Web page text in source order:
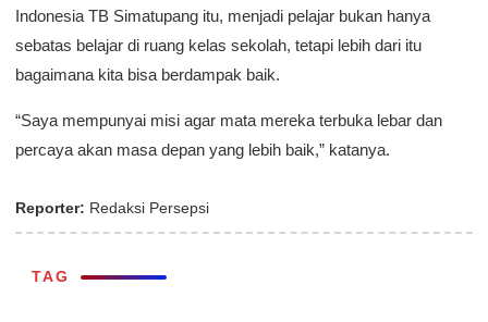
Indonesia TB Simatupang itu, menjadi pelajar bukan hanya
sebatas belajar di ruang kelas sekolah, tetapi lebih dari itu
bagaimana kita bisa berdampak baik.
“Saya mempunyai misi agar mata mereka terbuka lebar dan
percaya akan masa depan yang lebih baik,” katanya.
Reporter: Redaksi Persepsi
TAG